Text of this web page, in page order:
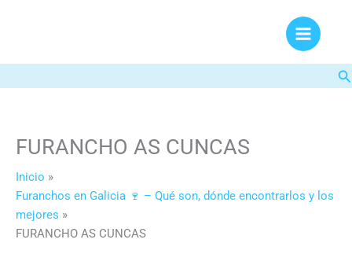
FURANCHO AS CUNCAS
Inicio
Furanchos en Galicia 🍷 – Qué son, dónde encontrarlos y los
mejores
FURANCHO AS CUNCAS